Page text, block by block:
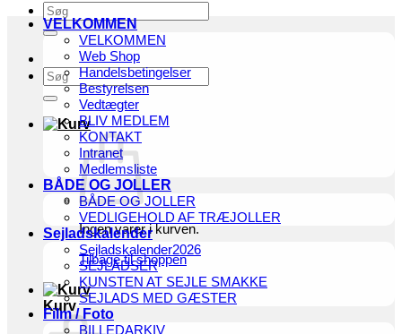
Søg
efter:
Søg
efter:
Ingen varer i kurven.
Tilbage til shoppen
Kurv
VELKOMMEN
VELKOMMEN
Web Shop
Handelsbetingelser
Bestyrelsen
Vedtægter
BLIV MEDLEM
KONTAKT
Intranet
Medlemsliste
BÅDE OG JOLLER
BÅDE OG JOLLER
VEDLIGEHOLD AF TRÆJOLLER
Sejladskalender
Sejladskalender2026
SEJLADSER
KUNSTEN AT SEJLE SMAKKE
SEJLADS MED GÆSTER
Film / Foto
BILLEDARKIV